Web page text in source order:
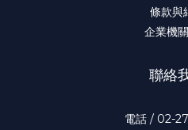
條款與
企業機
聯絡
電話 / 02-